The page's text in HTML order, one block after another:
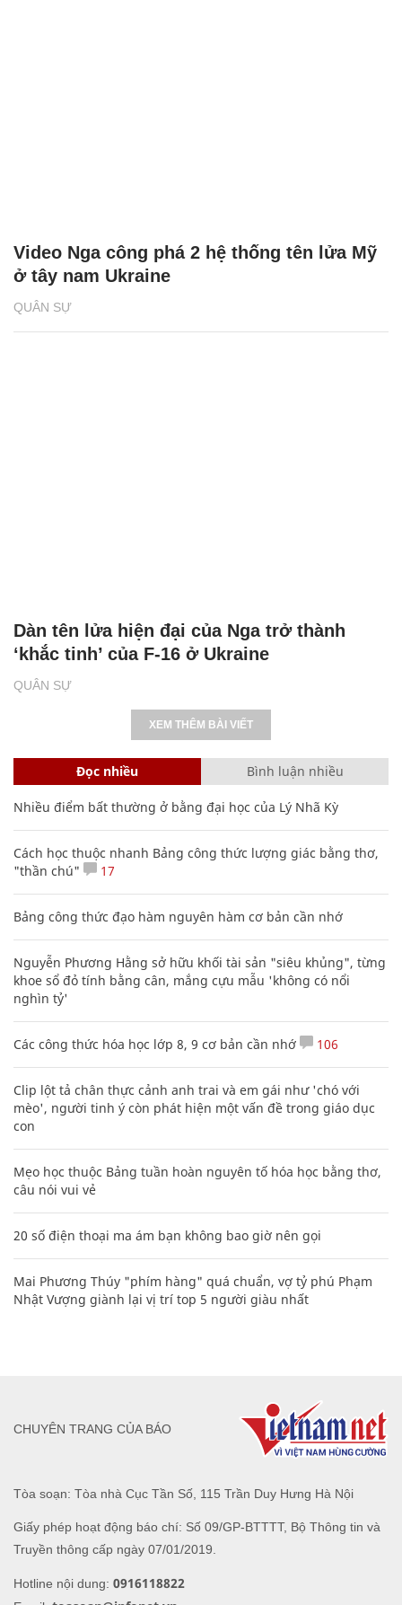
QUÂN SỰ
Video Nga công phá 2 hệ thống tên lửa Mỹ
ở tây nam Ukraine
QUÂN SỰ
Dàn tên lửa hiện đại của Nga trở thành
‘khắc tinh’ của F-16 ở Ukraine
XEM THÊM BÀI VIẾT
Đọc nhiều Bình luận nhiều
Nhiều điểm bất thường ở bằng đại học của Lý Nhã Kỳ
Cách học thuộc nhanh Bảng công thức lượng giác bằng thơ,
"thần chú"
17
Bảng công thức đạo hàm nguyên hàm cơ bản cần nhớ
Nguyễn Phương Hằng sở hữu khối tài sản "siêu khủng", từng
khoe sổ đỏ tính bằng cân, mắng cựu mẫu 'không có nổi
nghìn tỷ'
Các công thức hóa học lớp 8, 9 cơ bản cần nhớ 106
Clip lột tả chân thực cảnh anh trai và em gái như 'chó với
mèo', người tinh ý còn phát hiện một vấn đề trong giáo dục
con
Mẹo học thuộc Bảng tuần hoàn nguyên tố hóa học bằng thơ,
câu nói vui vẻ
20 số điện thoại ma ám bạn không bao giờ nên gọi
Mai Phương Thúy "phím hàng" quá chuẩn, vợ tỷ phú Phạm
Nhật Vượng giành lại vị trí top 5 người giàu nhất
Tòa soạn: Tòa nhà Cục Tần Số, 115 Trần Duy Hưng Hà Nội
Giấy phép hoạt động báo chí: Số 09/GP-BTTTT, Bộ Thông tin và
Truyền thông cấp ngày 07/01/2019.
Hotline nội dung: 0916118822
CHUYÊN TRANG CỦA BÁO